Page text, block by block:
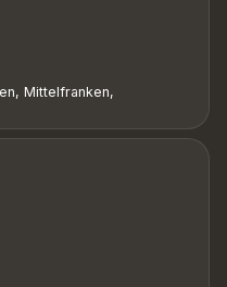
Mittelfranken,